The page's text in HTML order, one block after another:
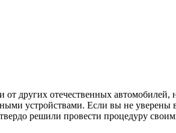
других отечественных
устройствами. Если вы не уверены
решили провести процедуру